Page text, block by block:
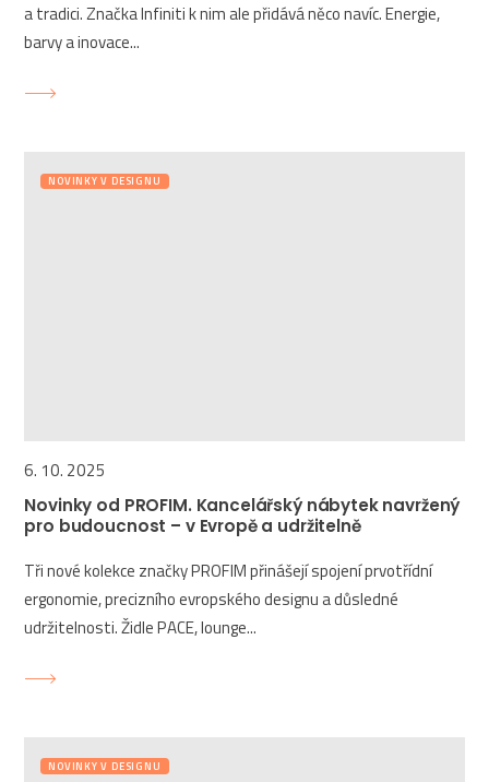
a tradici. Značka Infiniti k nim ale přidává něco navíc. Energie,
barvy a inovace...
NOVINKY V DESIGNU
6. 10. 2025
Novinky od PROFIM. Kancelářský nábytek navržený
pro budoucnost – v Evropě a udržitelně
Tři nové kolekce značky PROFIM přinášejí spojení prvotřídní
ergonomie, precizního evropského designu a důsledné
udržitelnosti. Židle PACE, lounge...
NOVINKY V DESIGNU